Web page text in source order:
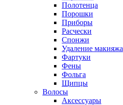
Полотенца
Порошки
Приборы
Расчески
Спонжи
Удаление макияжа
Фартуки
Фены
Фольга
Щипцы
Волосы
Аксессуары